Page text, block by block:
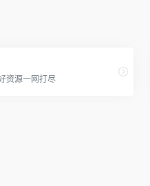
资源一网打尽